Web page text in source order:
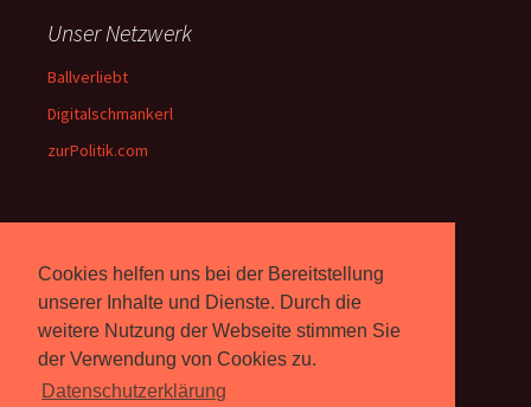
Cookies helfen uns bei der Bereitstellung
unserer Inhalte und Dienste. Durch die
weitere Nutzung der Webseite stimmen Sie
der Verwendung von Cookies zu.
Datenschutzerklärung
Unser Netzwerk
Ballverliebt
Digitalschmankerl
zurPolitik.com
Über Uns
Rebell.atberichtet seit 2003
unabhängig über Computer-
und Videospiele. ( Impressum )